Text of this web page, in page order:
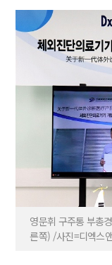
영문휘 구주통 부총
른쪽) /사진=디엑스